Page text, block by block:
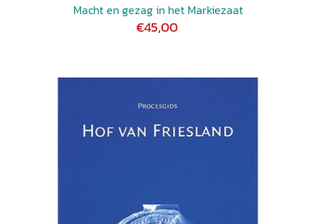
Macht en gezag in het Markiezaat
€45,00